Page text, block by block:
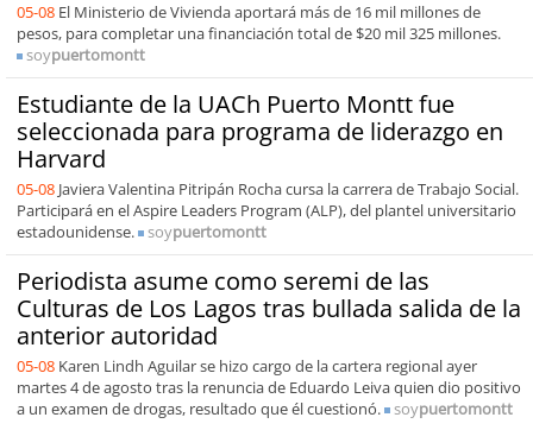
05-08 El Ministerio de Vivienda aportará más de 16 mil millones de
pesos, para completar una financiación total de $20 mil 325 millones.
soypuertomontt
Estudiante de la UACh Puerto Montt fue
seleccionada para programa de liderazgo en
Harvard
05-08 Javiera Valentina Pitripán Rocha cursa la carrera de Trabajo Social.
Participará en el Aspire Leaders Program (ALP), del plantel universitario
estadounidense.
soypuertomontt
Periodista asume como seremi de las
Culturas de Los Lagos tras bullada salida de la
anterior autoridad
05-08 Karen Lindh Aguilar se hizo cargo de la cartera regional ayer
martes 4 de agosto tras la renuncia de Eduardo Leiva quien dio positivo
a un examen de drogas, resultado que él cuestionó.
soypuertomontt